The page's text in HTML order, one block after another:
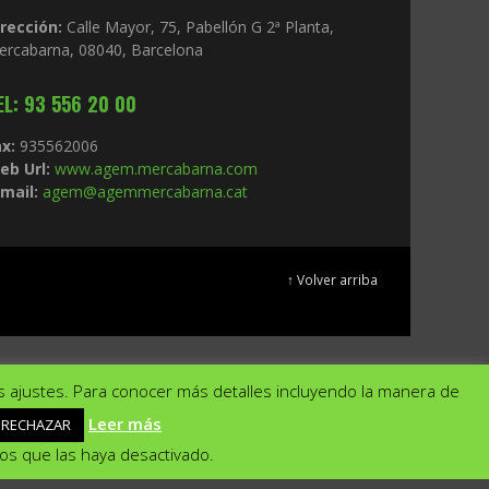
Calle Mayor, 75, Pabellón G 2ª Planta,
08040, Barcelona
93 556 20 00
935562006
Url: www.agem.mercabarna.com
agem@agemmercabarna.cat
↑ Volver arriba
ajustes. Para conocer más detalles incluyendo la manera de
RECHAZAR
Leer más
que las haya desactivado.
Rechazar